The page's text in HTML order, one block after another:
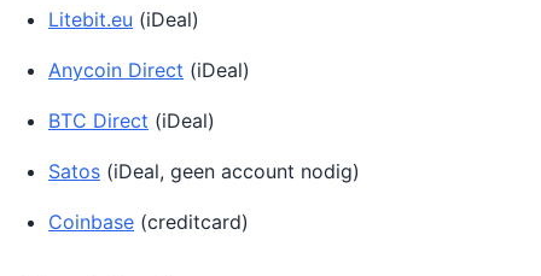
Litebit.eu (iDeal)
Anycoin Direct (iDeal)
BTC Direct (iDeal)
Satos (iDeal, geen account nodig)
Coinbase (creditcard)